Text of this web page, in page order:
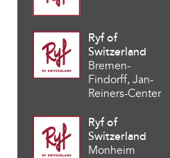
Ryf of
Switzerland
Bremen-
Findorff, Jan-
Reiners-Center
Ryf of
Switzerland
Monheim